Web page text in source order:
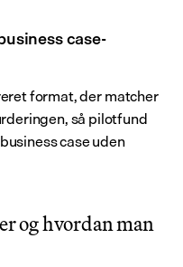
case-
format, der matcher
så pilotfund
case uden
og hvordan man